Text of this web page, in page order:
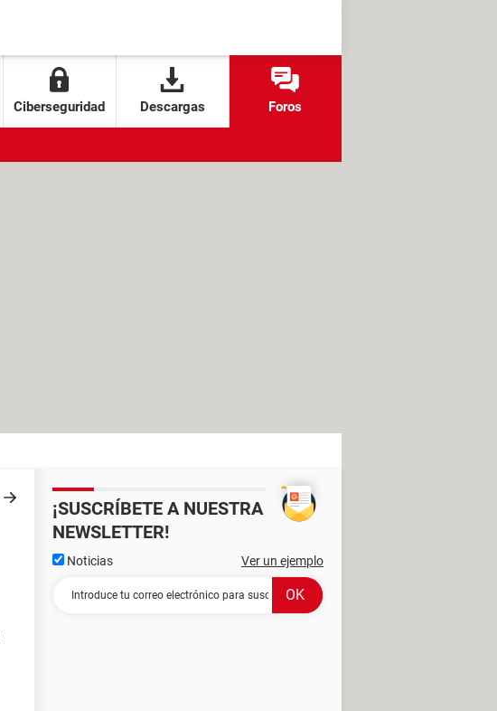
Ciberseguridad Descargas Foros
¡SUSCRÍBETE A NUESTRA
NEWSLETTER!
Noticias Ver un ejemplo